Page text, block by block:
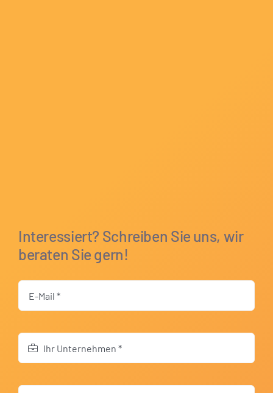
Interessiert? Schreiben Sie uns, wir
beraten Sie gern!